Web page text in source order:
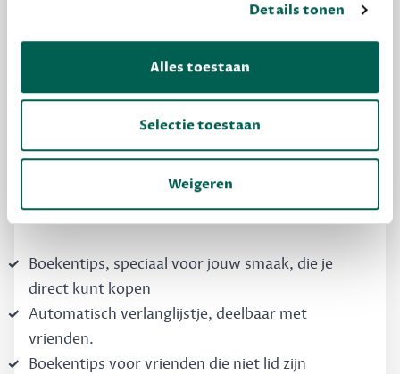
Details tonen
Alles toestaan
Selectie toestaan
Weigeren
MAAK GRATIS KENNIS
Dewey Free
Krijg boekentips, persoonlijk voor jou en je
vrienden. Krijg én geef betere cadeaus.
Schrijf nu gratis in
Boekentips, speciaal voor jouw smaak, die je
direct kunt kopen
Automatisch verlanglijstje, deelbaar met
vrienden.
Boekentips voor vrienden die niet lid zijn